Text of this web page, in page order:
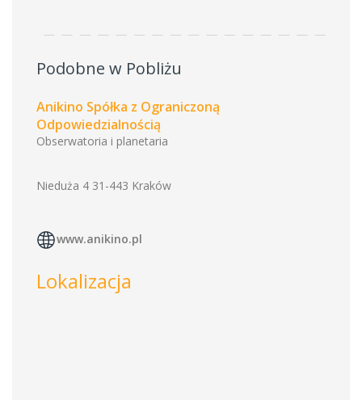
Podobne w Pobliżu
Anikino Spółka z Ograniczoną
Odpowiedzialnością
Obserwatoria i planetaria
Nieduża 4 31-443 Kraków
www.anikino.pl
Lokalizacja